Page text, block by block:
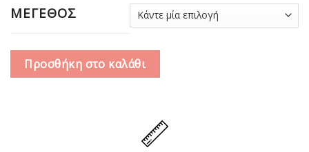
ΜΕΓΕΘΟΣ
Προσθήκη στο καλάθι